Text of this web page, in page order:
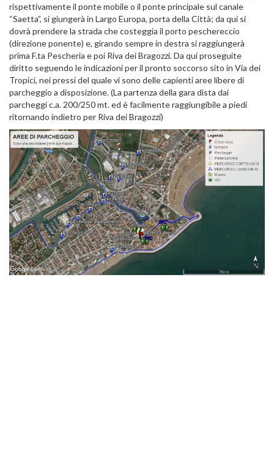
rispettivamente il ponte mobile o il ponte principale sul canale
“Saetta”, si giungerà in Largo Europa, porta della Città; da qui si
dovrà prendere la strada che costeggia il porto peschereccio
(direzione ponente) e, girando sempre in destra si raggiungerà
prima F.ta Pescheria e poi Riva dei Bragozzi. Da qui proseguite
diritto seguendo le indicazioni per il pronto soccorso sito in Via dei
Tropici, nei pressi del quale vi sono delle capienti aree libere di
parcheggio a disposizione. (La partenza della gara dista dai
parcheggi c.a. 200/250 mt. ed è facilmente raggiungibile a piedi
ritornando indietro per Riva dei Bragozzi)